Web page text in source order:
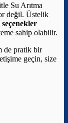
Su Arıtma
değil. Üstelik
sahip olabilir.
de pratik bir
geçin, size